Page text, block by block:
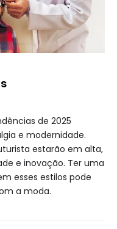
de 2025
e modernidade.
estarão em alta,
e inovação. Ter uma
esses estilos pode
a moda.